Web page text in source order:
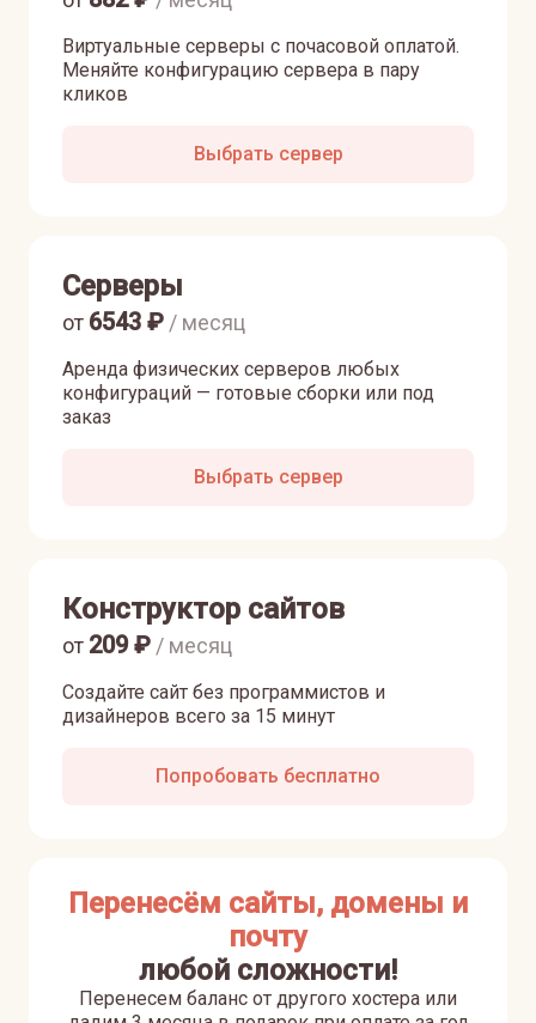
Виртуальные серверы с почасовой оплатой.
Меняйте конфигурацию сервера в пару
кликов
Выбрать сервер
Серверы
Аренда физических серверов любых
конфигураций — готовые сборки или под
заказ
от 6543 ₽ / месяц
Выбрать сервер
Конструктор сайтов
Создайте сайт без программистов и
дизайнеров всего за 15 минут
от 209₽ / месяц
Попробовать бесплатно
Перенесём сайты, домены и
почту
любой сложности!
Перенесем баланс от другого хостера или